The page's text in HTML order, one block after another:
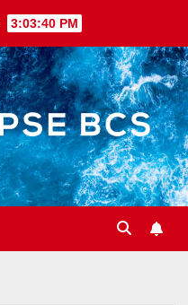
3:03:42 PM